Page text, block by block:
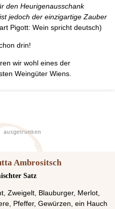
den Heurigenausschank
jedoch der einzigartige Zauber
Pigott: Wein spricht deutsch)
drin!
wir wohl eines der
Weingüter Wiens.
Ambrositsch
Satz
Zweigelt, Blauburger, Merlot,
Pfeffer, Gewürzen, ein Hauch